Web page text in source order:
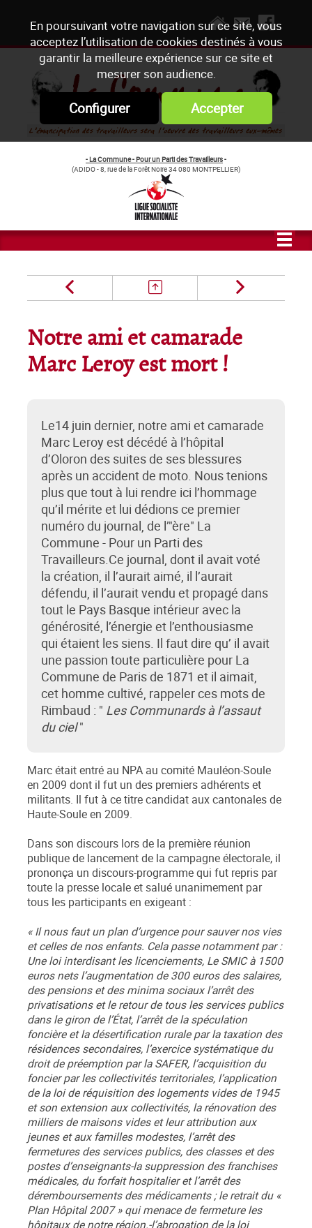
En poursuivant votre navigation sur ce site, vous
acceptez l’utilisation de cookies destinés à vous
garantir la meilleure expérience sur ce site et
mesurer son audience.
Configurer Accepter
- La Commune - Pour un Parti des Travailleurs-
(ADIDO - 8, rue de la Forêt Noire 34 080 MONTPELLIER)
Notre ami et camarade
Marc Leroy est mort !
Le14 juin dernier, notre ami et camarade
Marc Leroy est décédé à l’hôpital
d’Oloron des suites de ses blessures
après un accident de moto. Nous tenions
plus que tout à lui rendre ici l’hommage
qu’il mérite et lui dédions ce premier
numéro du journal, de l’"ère" La
Commune - Pour un Parti des
Travailleurs.Ce journal, dont il avait voté
la création, il l’aurait aimé, il l’aurait
défendu, il l’aurait vendu et propagé dans
tout le Pays Basque intérieur avec la
générosité, l’énergie et l’enthousiasme
qui étaient les siens. Il faut dire qu’ il avait
une passion toute particulière pour La
Commune de Paris de 1871 et il aimait,
cet homme cultivé, rappeler ces mots de
Rimbaud : " Les Communards à l’assaut
du ciel"
Marc était entré au NPA au comité Mauléon-Soule
en 2009 dont il fut un des premiers adhérents et
militants. Il fut à ce titre candidat aux cantonales de
Haute-Soule en 2009.
Dans son discours lors de la première réunion
publique de lancement de la campagne électorale, il
prononça un discours-programme qui fut repris par
toute la presse locale et salué unanimement par
tous les participants en exigeant :
« Il nous faut un plan d’urgence pour sauver nos vies
et celles de nos enfants. Cela passe notamment par :
Une loi interdisant les licenciements, Le SMIC à 1500
euros nets l’augmentation de 300 euros des salaires,
des pensions et des minima sociaux l’arrêt des
privatisations et le retour de tous les services publics
dans le giron de l’État, l’arrêt de la spéculation
foncière et la désertification rurale par la taxation des
résidences secondaires, l’exercice systématique du
droit de préemption par la SAFER, l’acquisition du
foncier par les collectivités territoriales, l’application
de la loi de réquisition des logements vides de 1945
et son extension aux collectivités, la rénovation des
milliers de maisons vides et leur attribution aux
jeunes et aux familles modestes, l’arrêt des
fermetures des services publics, des classes et des
postes d’enseignants-la suppression des franchises
médicales, du forfait hospitalier et l’arrêt des
déremboursements des médicaments ; le retrait du «
Plan Hôpital 2007 » qui menace de fermeture les
hôpitaux de notre région.-l’abrogation de la loi